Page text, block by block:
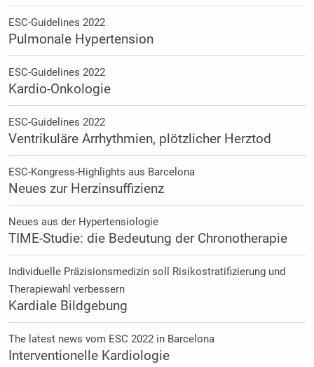
ESC-Guidelines 2022
Pulmonale Hypertension
ESC-Guidelines 2022
Kardio-Onkologie
ESC-Guidelines 2022
Ventrikuläre Arrhythmien, plötzlicher Herztod
ESC-Kongress-Highlights aus Barcelona
Neues zur Herzinsuffizienz
Neues aus der Hypertensiologie
TIME-Studie: die Bedeutung der Chronotherapie
Individuelle Präzisionsmedizin soll Risikostratifizierung und
Therapiewahl verbessern
Kardiale Bildgebung
The latest news vom ESC 2022 in Barcelona
Interventionelle Kardiologie